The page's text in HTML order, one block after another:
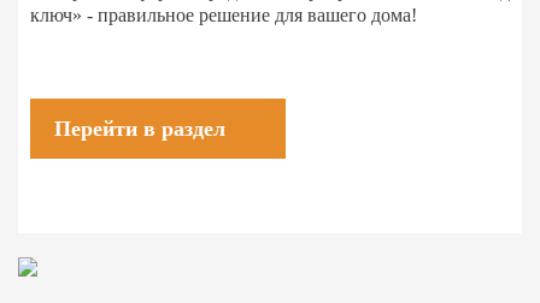
ключ» - правильное решение для вашего дома!
Перейти в раздел